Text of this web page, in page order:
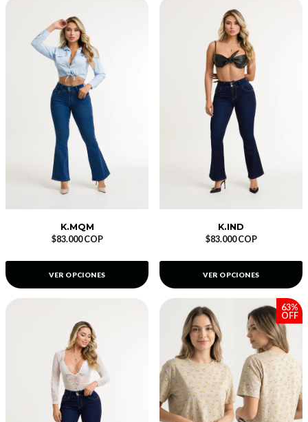
K.MQM
$83.000 COP
VER OPCIONES
K.IND
$83.000 COP
VER OPCIONES
63%
OFF